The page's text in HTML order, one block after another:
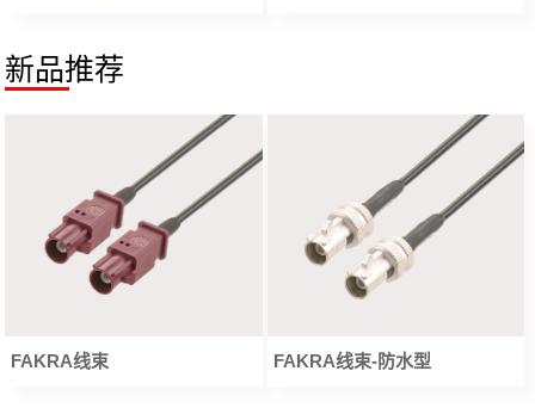
新品推荐
FAKRA线束 FAKRA线束-防水型